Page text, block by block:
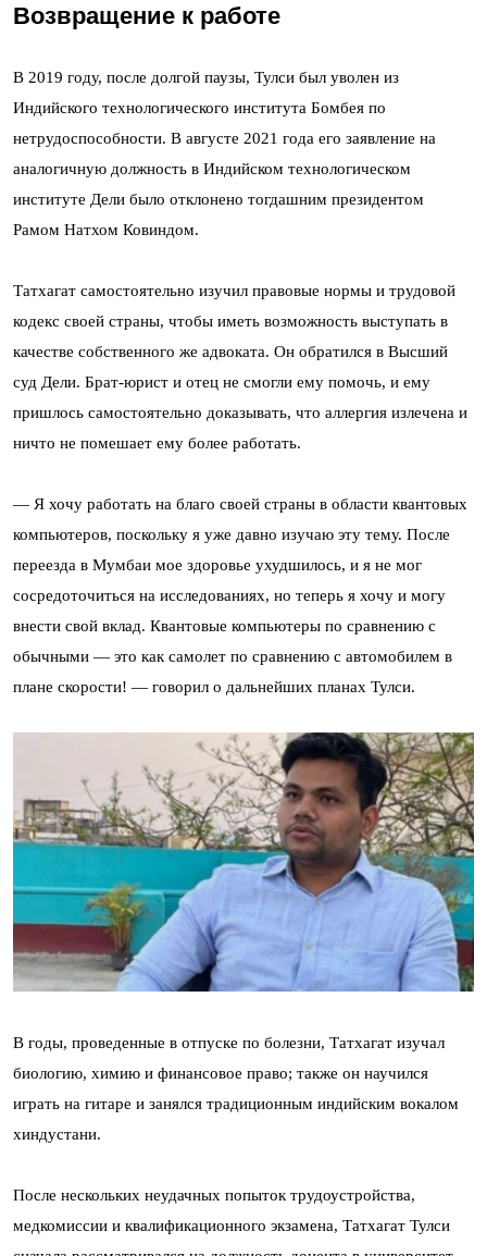
Возвращение к работе
В 2019 году, после долгой паузы, Тулси был уволен из
Индийского технологического института Бомбея по
нетрудоспособности. В августе 2021 года его заявление на
аналогичную должность в Индийском технологическом
институте Дели было отклонено тогдашним президентом
Рамом Натхом Ковиндом.
Татхагат самостоятельно изучил правовые нормы и трудовой
кодекс своей страны, чтобы иметь возможность выступать в
качестве собственного же адвоката. Он обратился в Высший
суд Дели. Брат-юрист и отец не смогли ему помочь, и ему
пришлось самостоятельно доказывать, что аллергия излечена и
ничто не помешает ему более работать.
— Я хочу работать на благо своей страны в области квантовых
компьютеров, поскольку я уже давно изучаю эту тему. После
переезда в Мумбаи мое здоровье ухудшилось, и я не мог
сосредоточиться на исследованиях, но теперь я хочу и могу
внести свой вклад. Квантовые компьютеры по сравнению с
обычными — это как самолет по сравнению с автомобилем в
плане скорости! — говорил о дальнейших планах Тулси.
В годы, проведенные в отпуске по болезни, Татхагат изучал
биологию, химию и финансовое право; также он научился
играть на гитаре и занялся традиционным индийским вокалом
хиндустани.
После нескольких неудачных попыток трудоустройства,
медкомиссии и квалификационного экзамена, Татхагат Тулси